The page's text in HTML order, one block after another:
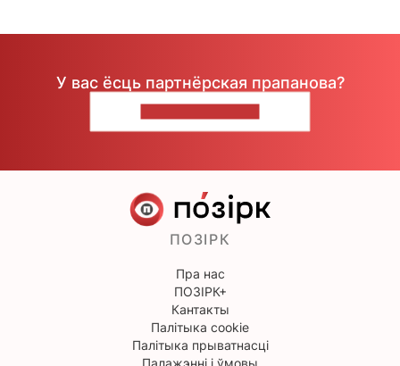
У вас ёсць партнёрская прапанова?
ПОЗІРК
Пра нас
ПОЗІРК+
Кантакты
Палітыка cookie
Палітыка прыватнасці
Палажэнні і ўмовы